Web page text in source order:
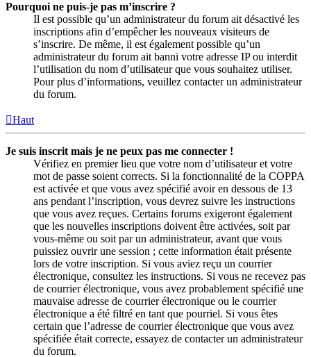
Pourquoi ne puis-je pas m’inscrire ?
Il est possible qu’un administrateur du forum ait désactivé les
inscriptions afin d’empêcher les nouveaux visiteurs de
s’inscrire. De même, il est également possible qu’un
administrateur du forum ait banni votre adresse IP ou interdit
l’utilisation du nom d’utilisateur que vous souhaitez utiliser.
Pour plus d’informations, veuillez contacter un administrateur
du forum.
Haut
Je suis inscrit mais je ne peux pas me connecter !
Vérifiez en premier lieu que votre nom d’utilisateur et votre
mot de passe soient corrects. Si la fonctionnalité de la COPPA
est activée et que vous avez spécifié avoir en dessous de 13
ans pendant l’inscription, vous devrez suivre les instructions
que vous avez reçues. Certains forums exigeront également
que les nouvelles inscriptions doivent être activées, soit par
vous-même ou soit par un administrateur, avant que vous
puissiez ouvrir une session ; cette information était présente
lors de votre inscription. Si vous aviez reçu un courrier
électronique, consultez les instructions. Si vous ne recevez pas
de courrier électronique, vous avez probablement spécifié une
mauvaise adresse de courrier électronique ou le courrier
électronique a été filtré en tant que pourriel. Si vous êtes
certain que l’adresse de courrier électronique que vous avez
spécifiée était correcte, essayez de contacter un administrateur
du forum.